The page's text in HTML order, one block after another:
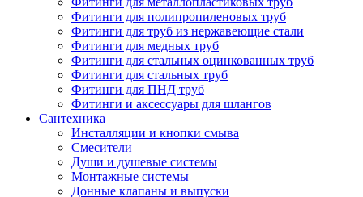
Фитинги для полипропиленовых труб
Фитинги для труб из нержавеющие стали
Фитинги для медных труб
Фитинги для стальных оцинкованных труб
Фитинги для стальных труб
Фитинги для ПНД труб
Фитинги и аксессуары для шлангов
Сантехника
Инсталляции и кнопки смыва
Смесители
Души и душевые системы
Монтажные системы
Донные клапаны и выпуски